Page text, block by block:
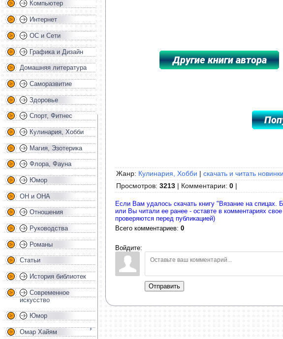
Компьютер
Интернет
ОС и Сети
Графика и Дизайн
Домашняя литература
Саморазвитие
Здоровье
Спорт, Фитнес
Кулинария, Хобби
Магия, Эзотерика
Флора, Фауна
Юмор
ОН и ОНА
Отношения
Руководства
Романы
Статьи
История библиотек
Современное
искусство
Юмор
Омар Хайям
Жанр: Кулинария, Хобби | скачать и читать
Просмотров: 3213 | Комментарии: 0 |
Если Вам удалось скачать книгу "Вязание на
или Вы читали ее ранее - оставте в комментариях
проверяются перед публикацией)
Всего комментариев: 0
Войдите:
Отправить